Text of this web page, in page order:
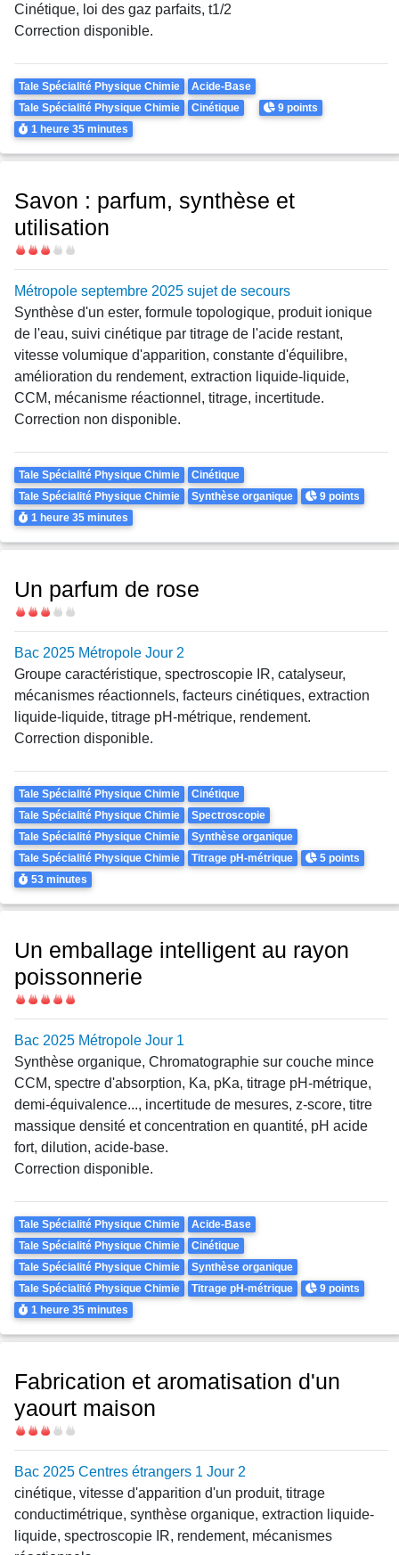
Cinétique, loi des gaz parfaits, t1/2
Correction disponible.
Theme
Tale Spécialité Physique Chimie
Acide-Base
Tale Spécialité Physique Chimie
Cinétique Points
9 points
Durée
1 heure 35 minutes
Savon : parfum, synthèse et
utilisation
Difficulté
Métropole septembre 2025 sujet de secours
Synthèse d'un ester, formule topologique, produit ionique
de l'eau, suivi cinétique par titrage de l'acide restant,
vitesse volumique d'apparition, constante d'équilibre,
amélioration du rendement, extraction liquide-liquide,
CCM, mécanisme réactionnel, titrage, incertitude.
Correction non disponible.
Theme
Tale Spécialité Physique Chimie
Cinétique
Tale Spécialité Physique Chimie
Synthèse organique Points
9 points
Durée
1 heure 35 minutes
Un parfum de rose
Difficulté
Bac 2025 Métropole Jour 2
Groupe caractéristique, spectroscopie IR, catalyseur,
mécanismes réactionnels, facteurs cinétiques, extraction
liquide-liquide, titrage pH-métrique, rendement.
Correction disponible.
Theme
Tale Spécialité Physique Chimie
Cinétique
Tale Spécialité Physique Chimie
Spectroscopie
Tale Spécialité Physique Chimie
Synthèse organique
Tale Spécialité Physique Chimie
Titrage pH-métrique Points
5 points
Durée
53 minutes
Un emballage intelligent au rayon
poissonnerie
Difficulté
Bac 2025 Métropole Jour 1
Synthèse organique, Chromatographie sur couche mince
CCM, spectre d'absorption, Ka, pKa, titrage pH-métrique,
demi-équivalence..., incertitude de mesures, z-score, titre
massique densité et concentration en quantité, pH acide
fort, dilution, acide-base.
Correction disponible.
Theme
Tale Spécialité Physique Chimie
Acide-Base
Tale Spécialité Physique Chimie
Cinétique
Tale Spécialité Physique Chimie
Synthèse organique
Tale Spécialité Physique Chimie
Titrage pH-métrique Points
9 points
Durée
1 heure 35 minutes
Fabrication et aromatisation d'un
yaourt maison
Difficulté
Bac 2025 Centres étrangers 1 Jour 2
cinétique, vitesse d'apparition d'un produit, titrage
conductimétrique, synthèse organique, extraction liquide-
liquide, spectroscopie IR, rendement, mécanismes